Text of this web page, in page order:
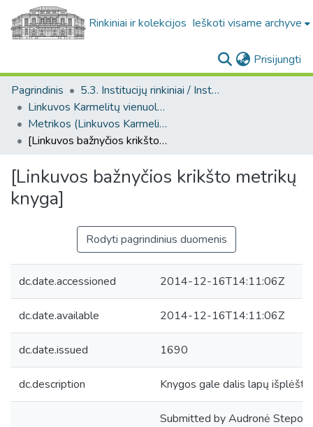
Rinkiniai ir kolekcijos Ieškoti visame archyve
Prisijungti
Pagrindinis
5.3. Institucijų rinkiniai / Institutional collections
Linkuvos Karmelitų vienuolyno rankraščiai. F42
Metrikos (Linkuvos Karmelitų vienuolyno rankraščiai. F42)
[Linkuvos bažnyčios krikšto metrikų knyga]
[Linkuvos bažnyčios krikšto metrikų
knyga]
Rodyti pagrindinius duomenis
dc.date.accessioned 2014-12-16T14:11:06Z
dc.date.available 2014-12-16T14:11:06Z
dc.date.issued 1690
dc.description Knygos gale dalis lapų
Submitted by Audronė